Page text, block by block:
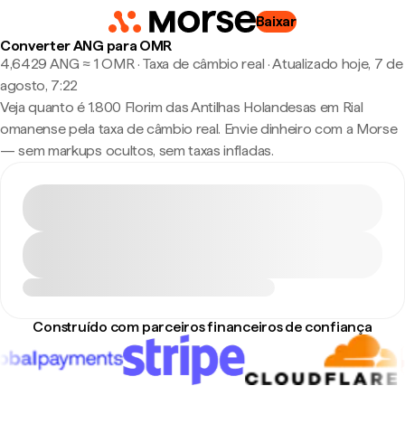
Baixar
Converter ANG para OMR
4,6429 ANG ≈ 1 OMR · Taxa de câmbio real ·Atualizado hoje, 7 de
agosto, 7:22
Veja quanto é 1.800 Florim das Antilhas Holandesas em Rial
omanense pela taxa de câmbio real. Envie dinheiro com a Morse
— sem markups ocultos, sem taxas infladas.
Construído com parceiros financeiros de confiança